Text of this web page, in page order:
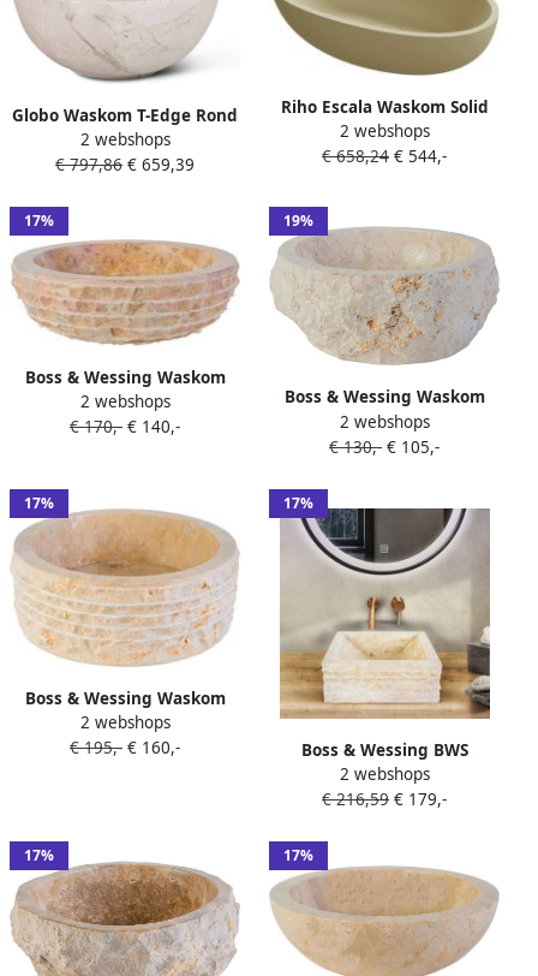
Globo Waskom T-Edge Rond
37x16 cm Zonder Overloop
Arabescato Brown
2 webshops
€ 797,86 € 659,39
Riho Escala Waskom Solid
Surface 55x32x15cm mat
pebble grey (beige)
2 webshops
€ 658,24 € 544,-
17%
Boss & Wessing Waskom
BWS Stone Rond 35x35x15
cm Met Gepolijste
2 webshops
€ 170,- € 140,-
19%
Boss & Wessing Waskom
BWS Stone Rond 30-35x30-
35x15 cm Natuurmarmer
2 webshops
€ 130,- € 105,-
17%
Boss & Wessing Waskom
BWS Stone Rond 40x40x15
cm Gepolijste Binnenzijde
2 webshops
€ 195,- € 160,-
17%
Boss & Wessing BWS
Waskom Stone Vierkant
40x40x15 cm Natuursteen
2 webshops
€ 216,59 € 179,-
17% 17%